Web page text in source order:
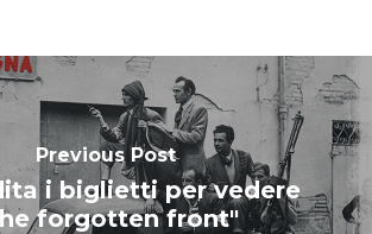
Previous Post
i biglietti per vedere
forgotten front"